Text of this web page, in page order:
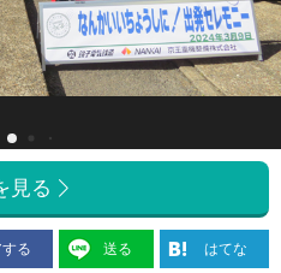
見る
る 送る はてな